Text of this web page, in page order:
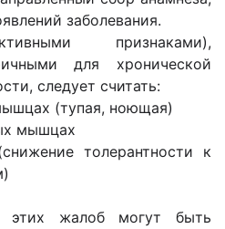
заболевания.
признаками),
для хронической
следует считать:
(тупая, ноющая)
мышцах
толерантности к
этих жалоб могут быть